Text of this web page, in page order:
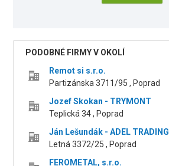
PODOBNÉ FIRMY V OKOLÍ
Remot si s.r.o.
Partizánska 3711/95 , Poprad
Jozef Skokan - TRYMONT
Teplická 34 , Poprad
Ján Lešundák - ADEL TRADING
Letná 3372/25 , Poprad
FEROMETAL, s.r.o.